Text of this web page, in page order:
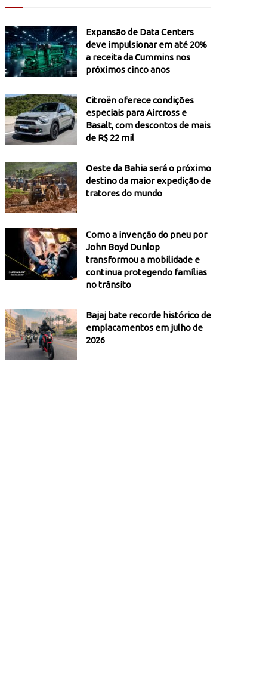
Expansão de Data Centers
deve impulsionar em até 20%
a receita da Cummins nos
próximos cinco anos
Citroën oferece condições
especiais para Aircross e
Basalt, com descontos de mais
de R$ 22 mil
Oeste da Bahia será o próximo
destino da maior expedição de
tratores do mundo
Como a invenção do pneu por
John Boyd Dunlop
transformou a mobilidade e
continua protegendo famílias
no trânsito
Bajaj bate recorde histórico de
emplacamentos em julho de
2026